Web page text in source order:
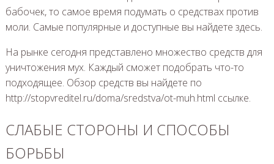
бабочек, то самое время подумать о средствах против
моли. Самые популярные и доступные вы найдете здесь.
На рынке сегодня представлено множество средств для
уничтожения мух. Каждый сможет подобрать что-то
подходящее. Обзор средств вы найдете по
http://stopvreditel.ru/doma/sredstva/ot-muh.html ссылке.
СЛАБЫЕ СТОРОНЫ И СПОСОБЫ
БОРЬБЫ